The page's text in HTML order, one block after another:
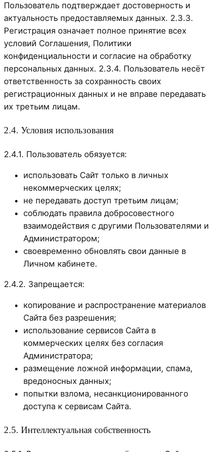
Пользователь подтверждает достоверность и
актуальность предоставляемых данных. 2.3.3.
Регистрация означает полное принятие всех
условий Соглашения, Политики
конфиденциальности и согласие на обработку
персональных данных. 2.3.4. Пользователь несёт
ответственность за сохранность своих
регистрационных данных и не вправе передавать
их третьим лицам.
2.4. Условия использования
2.4.1. Пользователь обязуется:
использовать Сайт только в личных
некоммерческих целях;
не передавать доступ третьим лицам;
соблюдать правила добросовестного
взаимодействия с другими Пользователями и
Администратором;
своевременно обновлять свои данные в
Личном кабинете.
2.4.2. Запрещается:
копирование и распространение материалов
Сайта без разрешения;
использование сервисов Сайта в
коммерческих целях без согласия
Администратора;
размещение ложной информации, спама,
вредоносных данных;
попытки взлома, несанкционированного
доступа к сервисам Сайта.
2.5. Интеллектуальная собственность